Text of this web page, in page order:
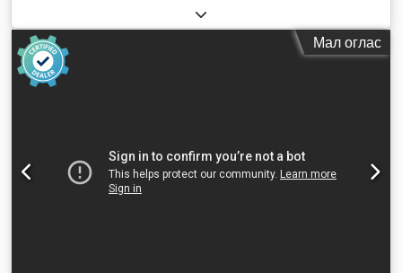
Мал оглас